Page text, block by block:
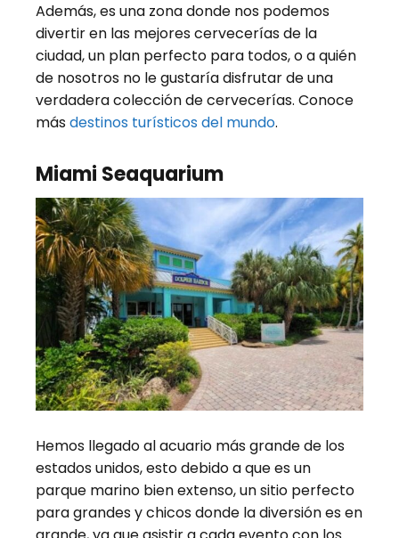
Además, es una zona donde nos podemos
divertir en las mejores cervecerías de la
ciudad, un plan perfecto para todos, o a quién
de nosotros no le gustaría disfrutar de una
verdadera colección de cervecerías. Conoce
másdestinos turísticos del mundo.
Miami Seaquarium
Hemos llegado al acuario más grande de los
estados unidos, esto debido a que es un
parque marino bien extenso, un sitio perfecto
para grandes y chicos donde la diversión es en